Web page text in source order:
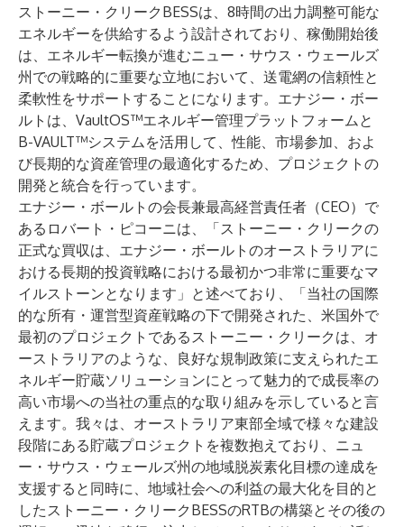
ストーニー・クリークBESSは、8時間の出力調整可能な
エネルギーを供給するよう設計されており、稼働開始後
は、エネルギー転換が進むニュー・サウス・ウェールズ
州での戦略的に重要な立地において、送電網の信頼性と
柔軟性をサポートすることになります。エナジー・ボー
ルトは、 VaultOS™エネルギー管理プラットフォームと
B-VAULT™システムを活用して、性能、市場参加、およ
び長期的な資産管理の最適化するため、プロジェクトの
開発と統合を行っています。
エナジー・ボールトの会長兼最高経営責任者（CEO）で
あるロバート・ピコーニは、「ストーニー・クリークの
正式な買収は、エナジー・ボールトのオーストラリアに
おける長期的投資戦略における最初かつ非常に重要なマ
イルストーンとなります」と述べており、「当社の国際
的な所有・運営型資産戦略の下で開発された、米国外で
最初のプロジェクトであるストーニー・クリークは、オ
ーストラリアのような、良好な規制政策に支えられたエ
ネルギー貯蔵ソリューションにとって魅力的で成長率の
高い市場への当社の重点的な取り組みを示していると言
えます。我々は、オーストラリア東部全域で様々な建設
段階にある貯蔵プロジェクトを複数抱えており、ニュ
ー・サウス・ウェールズ州の地域脱炭素化目標の達成を
支援すると同時に、地域社会への利益の最大化を目的と
したストーニー・クリークBESSのRTBの構築とその後の